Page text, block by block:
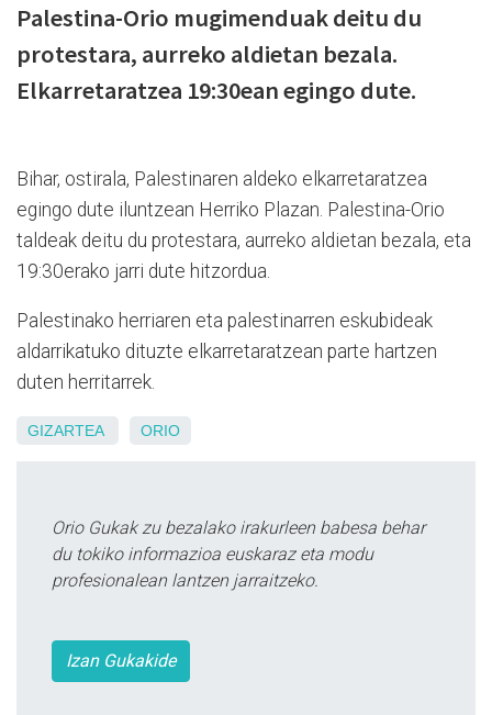
Palestina-Orio mugimenduak deitu du
protestara, aurreko aldietan bezala.
Elkarretaratzea 19:30ean egingo dute.
Bihar, ostirala, Palestinaren aldeko elkarretaratzea
egingo dute iluntzean Herriko Plazan. Palestina-Orio
taldeak deitu du protestara, aurreko aldietan bezala, eta
19:30erako jarri dute hitzordua.
Palestinako herriaren eta palestinarren eskubideak
aldarrikatuko dituzte elkarretaratzean parte hartzen
duten herritarrek.
GIZARTEA ORIO
Orio Gukak zu bezalako irakurleen babesa behar
du tokiko informazioa euskaraz eta modu
profesionalean lantzen jarraitzeko.
Izan Gukakide